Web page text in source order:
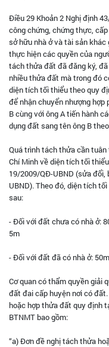
Điều 29 Khoản 2 Nghị định
công chứng, chứng thực,
sở hữu nhà ở và tài sản
thực hiện các quyền của
tách thửa đất đã đăng ký,
nhiều thửa đất mà trong đó
diện tích tối thiểu theo quy
để nhận chuyển nhượng hợp
B cùng với ông A tiến hành
dụng đất sang tên ông B
Quá trình tách thửa cần tuân
Chí Minh về diện tích tối
19/2009/QĐ-UBND (sửa
UBND). Theo đó, diện tích
sau:
- Đối với đất chưa có nhà ở:
5m
- Đối với đất đã có nhà ở:
Cơ quan có thẩm quyền giải
đất đai cấp huyện nơi có
hoặc hợp thửa đất quy định
BTNMT bao gồm:
“a) Đơn đề nghị tách thửa